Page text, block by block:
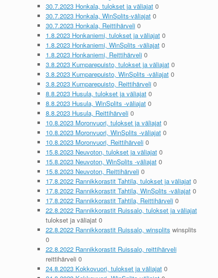
30.7.2023 Honkala, tulokset ja väliajat0
30.7.2023 Honkala, WinSplits-väliajat0
30.7.2023 Honkala, Reittihärveli0
1.8.2023 Honkaniemi, tulokset ja väliajat0
1.8.2023 Honkaniemi, WinSplits -väliajat0
1.8.2023 Honkaniemi, Reittihärveli0
3.8.2023 Kumparepuisto, tulokset ja väliajat0
3.8.2023 Kumparepuisto, WinSplits -väliajat0
3.8.2023 Kumparepuisto, Reittihärveli0
8.8.2023 Husula, tulokset ja väliajat0
8.8.2023 Husula, WinSplits -väliajat0
8.8.2023 Husula, Reittihärveli0
10.8.2023 Moronvuori, tulokset ja väliajat0
10.8.2023 Moronvuori, WinSplits -väliajat0
10.8.2023 Moronvuori, Reittihärveli0
15.8.2023 Neuvoton, tulokset ja väliajat0
15.8.2023 Neuvoton, WinSplits -väliajat0
15.8.2023 Neuvoton, Reittihärveli0
17.8.2022 Rannikkorastit Tahtila, tulokset ja väliajat0
17.8.2022 Rannikkorastit Tahtila, WinSplits -väliajat0
17.8.2022 Rannikkorastit Tahtila, Reittihärveli0
22.8.2022 Rannikkorastit Ruissalo, tulokset ja väliajat
tulokset ja väliajat 0
22.8.2022 Rannikkorastit Ruissalo, winsplits winsplits
0
22.8.2022 Rannikkorastit Ruissalo, reittihärveli
reittihärveli 0
24.8.2023 Kokkovuori, tulokset ja väliajat0